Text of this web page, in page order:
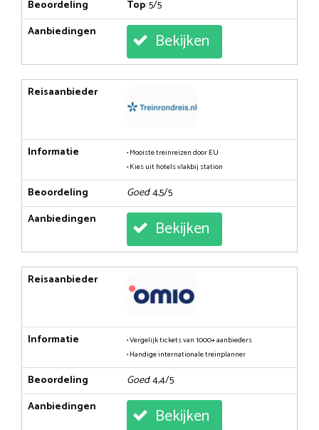
Beoordeling Top: 5/5
Aanbiedingen
Bekijken
Reisaanbieder
Informatie
• Mooiste treinreizen door EU
• Kies uit hotels vlakbij station
Beoordeling Goed: 4,5/5
Aanbiedingen
Bekijken
Reisaanbieder
Informatie
• Vergelijk tickets van 1000+ aanbieders
• Handige internationale treinplanner
Beoordeling Goed: 4,4/5
Aanbiedingen
Bekijken